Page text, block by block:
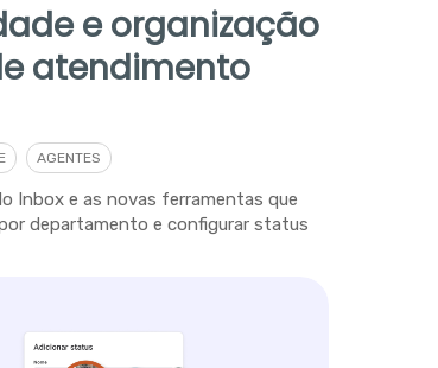
e organização
atendimento
AGENTES
Inbox e as novas ferramentas que
departamento e configurar status